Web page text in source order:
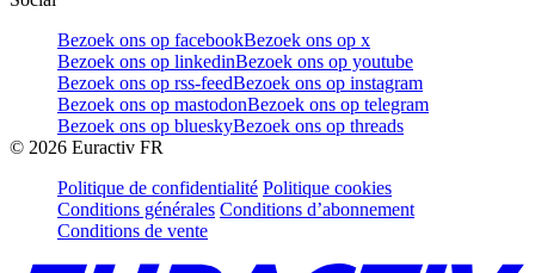
Bezoek ons op facebookBezoek ons op x
Bezoek ons op linkedinBezoek ons op youtube
Bezoek ons op rss-feedBezoek ons op instagram
Bezoek ons op mastodonBezoek ons op telegram
Bezoek ons op blueskyBezoek ons op threads
© 2026 Euractiv FR
Politique de confidentialité Politique cookies
Conditions générales Conditions d’abonnement
Conditions de vente